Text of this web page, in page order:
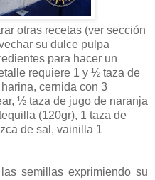
otras recetas (ver sección
su dulce pulpa
para hacer un
requiere 1 y ½ taza de
cernida con 3
½ taza de jugo de naranja
(120gr), 1 taza de
de sal, vainilla 1
semillas exprimiendo su